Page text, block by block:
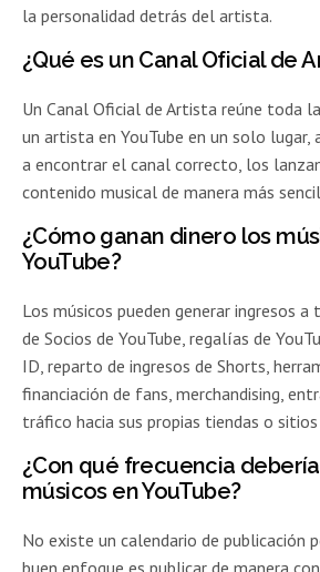
la personalidad detrás del artista.
¿Qué es un Canal Oficial de
Un Canal Oficial de Artista reúne toda
un artista en YouTube en un solo lugar,
a encontrar el canal correcto, los
contenido musical de manera más
¿Cómo ganan dinero los
YouTube?
Los músicos pueden generar ingresos a
de Socios de YouTube, regalías de
ID, reparto de ingresos de Shorts,
financiación de fans, merchandising,
tráfico hacia sus propias tiendas o
¿Con qué frecuencia
músicos en YouTube?
No existe un calendario de publicación
buen enfoque es publicar de manera